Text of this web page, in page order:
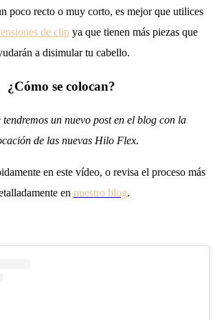
poco recto o muy corto, es mejor que utilices
de clip ya que tienen más piezas que
a disimular tu cabello.
¿Cómo se colocan?
un nuevo post en el blog con la
de las nuevas Hilo Flex.
en este vídeo, o revisa el proceso más
en nuestro blog.